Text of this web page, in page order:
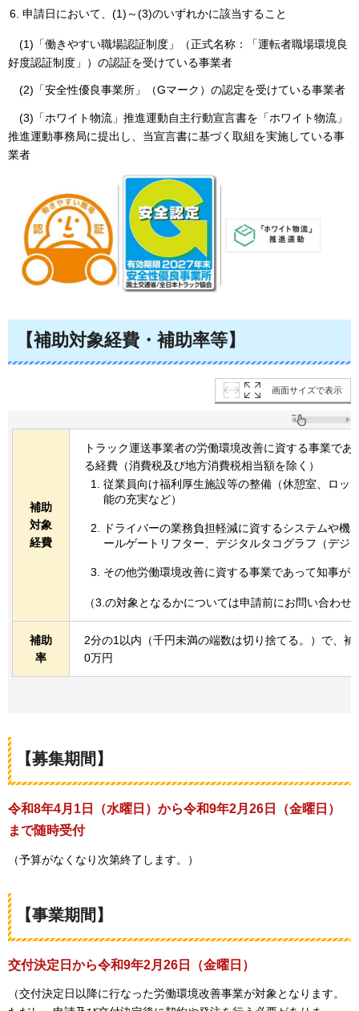
申請日において、(1)～(3)のいずれかに該当すること
(1)「働きやすい職場認証制度」（正式名称：「運転者職場環境良
好度認証制度」）の認証を受けている事業者
(2)「安全性優良事業所」（Gマーク）の認定を受けている事業者
(3)「ホワイト物流」推進運動自主行動宣言書を「ホワイト物流」
推進運動事務局に提出し、当宣言書に基づく取組を実施している事
業者
【補助対象経費・補助率等】
画面サイズで表示
補助
対象
経費
トラック運送事業者の労働環境改善に資する事業で
る経費（消費税及び地方消費税相当額を除く）
従業員向け福利厚生施設等の整備（休憩室、ロッ
能の充実など）
ドライバーの業務負担軽減に資するシステムや機
ールゲートリフター、デジタルタコグラフ（デジ
その他労働環境改善に資する事業であって知事が
（3.の対象となるかについては申請前にお問い合わせ
補助
率
2分の1以内（千円未満の端数は切り捨てる。）で、
0万円
【募集期間】
令和8年4月1日（水曜日）から令和9年2月26日（金曜日）
まで随時受付
（予算がなくなり次第終了します。）
【事業期間】
交付決定日から令和9年2月26日（金曜日）
（交付決定日以降に行なった労働環境改善事業が対象となります。